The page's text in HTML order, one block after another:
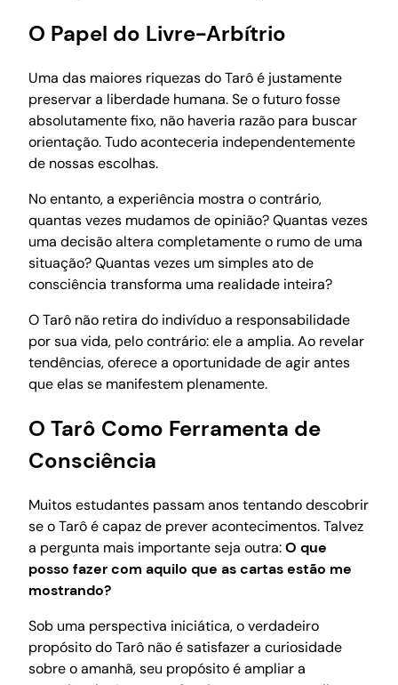
O Papel do Livre-Arbítrio
Uma das maiores riquezas do Tarô é justamente
preservar a liberdade humana. Se o futuro fosse
absolutamente fixo, não haveria razão para buscar
orientação. Tudo aconteceria independentemente
de nossas escolhas.
No entanto, a experiência mostra o contrário,
quantas vezes mudamos de opinião? Quantas vezes
uma decisão altera completamente o rumo de uma
situação? Quantas vezes um simples ato de
consciência transforma uma realidade inteira?
O Tarô não retira do indivíduo a responsabilidade
por sua vida, pelo contrário: ele a amplia. Ao revelar
tendências, oferece a oportunidade de agir antes
que elas se manifestem plenamente.
O Tarô Como Ferramenta de
Consciência
Muitos estudantes passam anos tentando descobrir
se o Tarô é capaz de prever acontecimentos. Talvez
a pergunta mais importante seja outra:O que
posso fazer com aquilo que as cartas estão me
mostrando?
Sob uma perspectiva iniciática, o verdadeiro
propósito do Tarô não é satisfazer a curiosidade
sobre o amanhã, seu propósito é ampliar a